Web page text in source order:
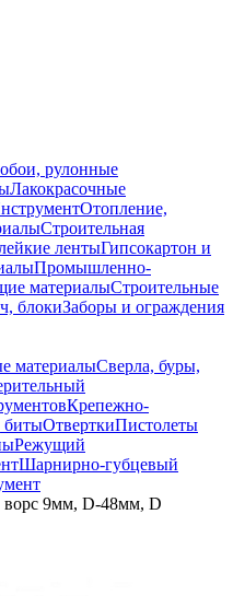
рулонные
Лакокрасочные
Отопление,
Строительная
лентыГипсокартон и
Промышленно-
материалыСтроительные
блокиЗаборы и ограждения
материалыСверла, буры,
Крепежно-
битыОтверткиПистолеты
Режущий
Шарнирно-губцевый
9мм, D-48мм, D